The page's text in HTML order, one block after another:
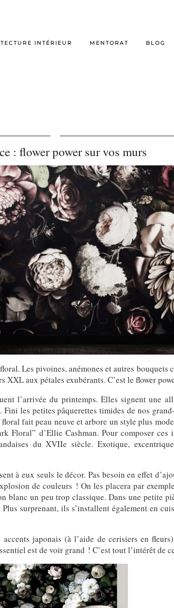
INTÉRIEUR MENTORAT BLOG
: flower power sur vos murs
Les pivoines, anémones et autres bouquets
XXL aux pétales exubérants. C’est le flower
l’arrivée du printemps. Elles signent une
les petites pâquerettes timides de nos
fait peau neuve et arbore un style plus
Floral” d’Ellie Cashman. Pour composer
du XVIIe siècle. Exotique,
à eux seuls le décor. Pas besoin en effet
de couleurs ! On les placera par
blanc un peu trop classique. Dans une petite
surprenant, ils s’installent également en
japonais (à l’aide de cerisiers en
est de voir grand ! C’est tout l’intérêt de